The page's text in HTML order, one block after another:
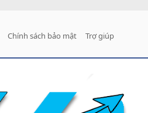
Chính sách bảo mật
Trợ giúp